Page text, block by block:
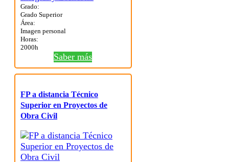
Grado:
Grado Superior
Área:
Imagen personal
Horas:
2000h
Saber más
FP a distancia Técnico
Superior en Proyectos de
Obra Civil